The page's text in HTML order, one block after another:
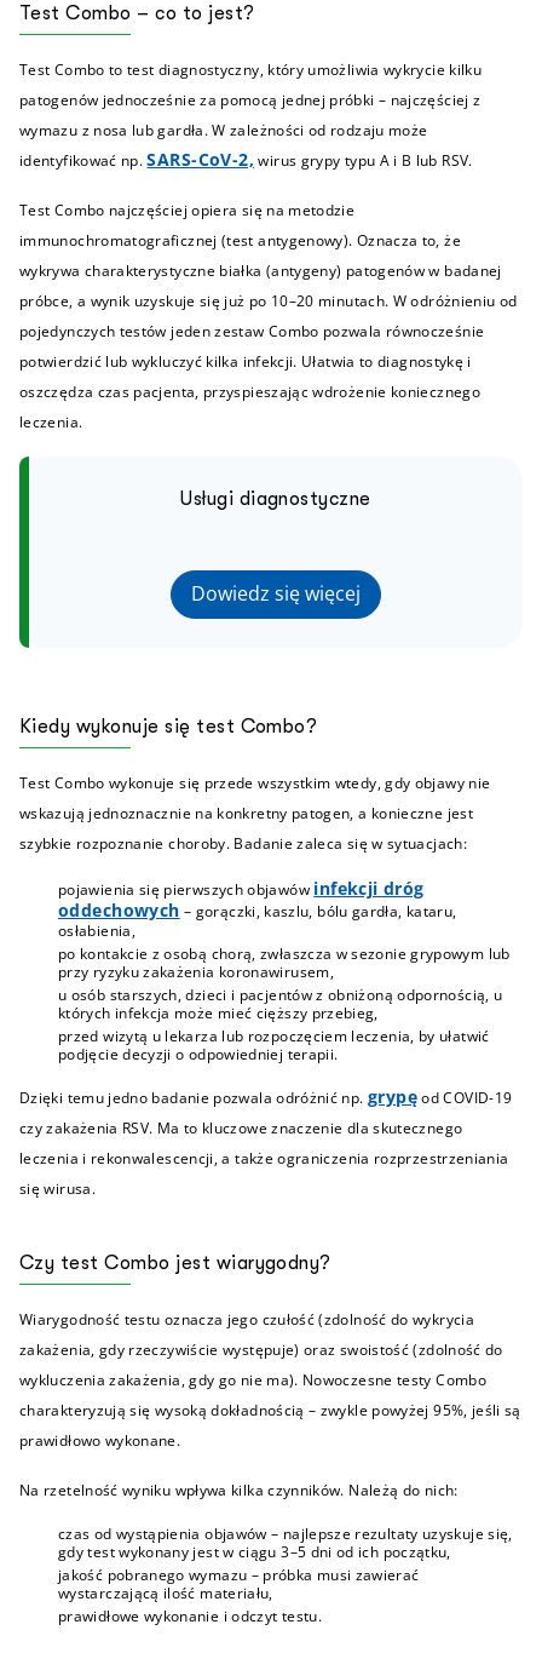
Test Combo – co to jest?
Test Combo to test diagnostyczny, który umożliwia wykrycie kilku
patogenów jednocześnie za pomocą jednej próbki – najczęściej z
wymazu z nosa lub gardła. W zależności od rodzaju może
identyfikować np.SARS-CoV-2, wirus grypy typu A i B lub RSV.
Test Combo najczęściej opiera się na metodzie
immunochromatograficznej (test antygenowy). Oznacza to, że
wykrywa charakterystyczne białka (antygeny) patogenów w badanej
próbce, a wynik uzyskuje się już po 10–20 minutach. W odróżnieniu od
pojedynczych testów jeden zestaw Combo pozwala równocześnie
potwierdzić lub wykluczyć kilka infekcji. Ułatwia to diagnostykę i
oszczędza czas pacjenta, przyspieszając wdrożenie koniecznego
leczenia.
Usługi diagnostyczne
Dowiedz się więcej
Kiedy wykonuje się test Combo?
Test Combo wykonuje się przede wszystkim wtedy, gdy objawy nie
wskazują jednoznacznie na konkretny patogen, a konieczne jest
szybkie rozpoznanie choroby. Badanie zaleca się w sytuacjach:
pojawienia się pierwszych objawów infekcji dróg
oddechowych – gorączki, kaszlu, bólu gardła, kataru,
osłabienia,
po kontakcie z osobą chorą, zwłaszcza w sezonie grypowym lub
przy ryzyku zakażenia koronawirusem,
u osób starszych, dzieci i pacjentów z obniżoną odpornością, u
których infekcja może mieć cięższy przebieg,
przed wizytą u lekarza lub rozpoczęciem leczenia, by ułatwić
podjęcie decyzji o odpowiedniej terapii.
Dzięki temu jedno badanie pozwala odróżnić np. grypęod COVID-19
czy zakażenia RSV. Ma to kluczowe znaczenie dla skutecznego
leczenia i rekonwalescencji, a także ograniczenia rozprzestrzeniania
się wirusa.
Czy test Combo jest wiarygodny?
Wiarygodność testu oznacza jego czułość (zdolność do wykrycia
zakażenia, gdy rzeczywiście występuje) oraz swoistość (zdolność do
wykluczenia zakażenia, gdy go nie ma). Nowoczesne testy Combo
charakteryzują się wysoką dokładnością – zwykle powyżej 95%, jeśli są
prawidłowo wykonane.
Na rzetelność wyniku wpływa kilka czynników. Należą do nich:
czas od wystąpienia objawów – najlepsze rezultaty uzyskuje się,
gdy test wykonany jest w ciągu 3–5 dni od ich początku,
jakość pobranego wymazu – próbka musi zawierać
wystarczającą ilość materiału,
prawidłowe wykonanie i odczyt testu.